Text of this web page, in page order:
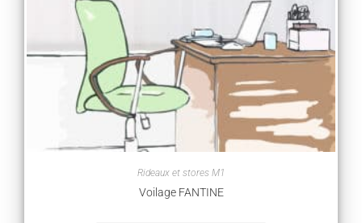
Rideaux et stores M1
Voilage FANTINE